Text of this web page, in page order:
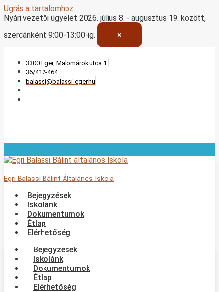
Ugrás a tartalomhoz
Nyári vezetői ügyelet 2026. július 8. - augusztus 19. között,
szerdánként 9:00-13:00-ig.
×
3300 Eger, Malomárok utca 1.
36/412-464
balassi@balassi-eger.hu
Egri Balassi Bálint Általános Iskola
Bejegyzések
Iskolánk
Dokumentumok
Étlap
Elérhetőség
Bejegyzések
Iskolánk
Dokumentumok
Étlap
Elérhetőség